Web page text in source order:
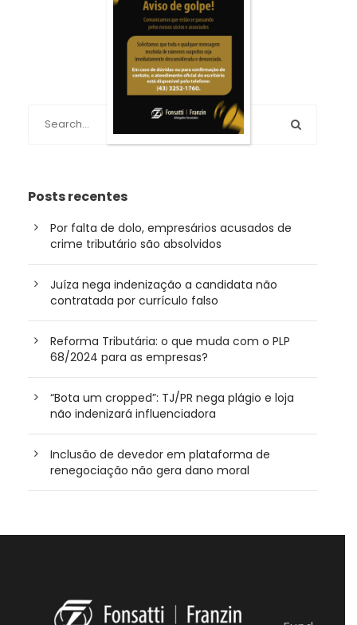
Posts recentes
Por falta de dolo, empresários acusados de
crime tributário são absolvidos
Juíza nega indenização a candidata não
contratada por currículo falso
Reforma Tributária: o que muda com o PLP
68/2024 para as empresas?
“Bota um cropped”: TJ/PR nega plágio e loja
não indenizará influenciadora
Inclusão de devedor em plataforma de
renegociação não gera dano moral